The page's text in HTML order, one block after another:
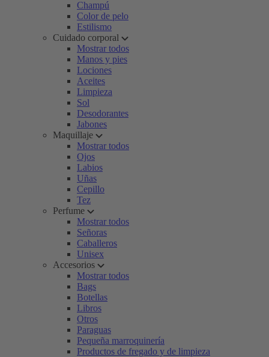
Champú
Color de pelo
Estilismo
Cuidado corporal
Mostrar todos
Manos y pies
Lociones
Aceites
Limpieza
Sol
Desodorantes
Jabones
Maquillaje
Mostrar todos
Ojos
Labios
Uñas
Cepillo
Tez
Perfume
Mostrar todos
Señoras
Caballeros
Unisex
Accesorios
Mostrar todos
Bags
Botellas
Libros
Otros
Paraguas
Pequeña marroquinería
Productos de fregado y de limpieza